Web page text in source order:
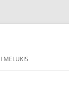
MELUKIS